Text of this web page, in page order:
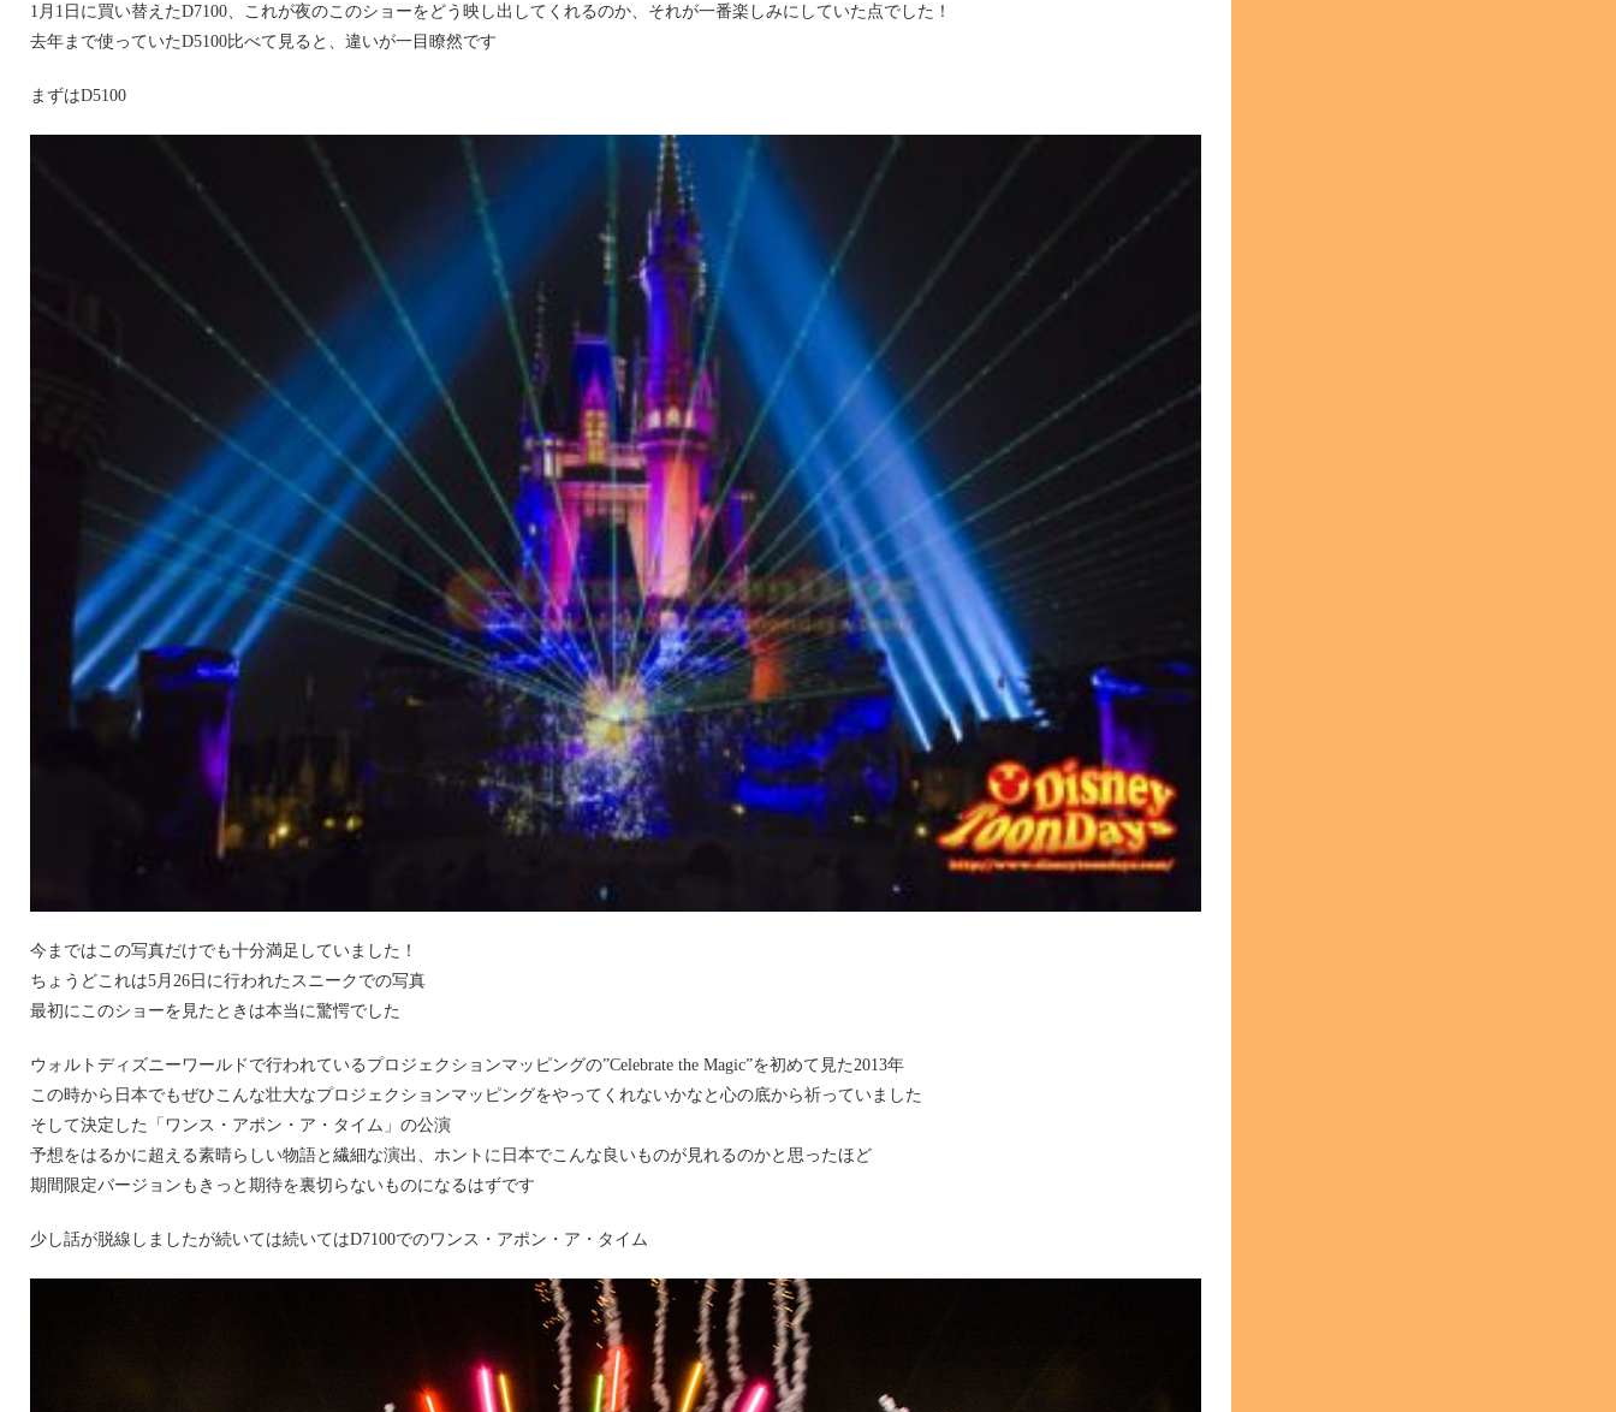
1月1日に買い替えたD7100、これが夜のこのショーをどう映し出してくれるのか、それが一番楽しみにしていた点でした！
去年まで使っていたD5100比べて見ると、違いが一目瞭然です
まずはD5100
今まではこの写真だけでも十分満足していました！
ちょうどこれは5月26日に行われたスニークでの写真
最初にこのショーを見たときは本当に驚愕でした
ウォルトディズニーワールドで行われているプロジェクションマッピングの”Celebrate the Magic”を初めて見た2013年
この時から日本でもぜひこんな壮大なプロジェクションマッピングをやってくれないかなと心の底から祈っていました
そして決定した「ワンス・アポン・ア・タイム」の公演
予想をはるかに超える素晴らしい物語と繊細な演出、ホントに日本でこんな良いものが見れるのかと思ったほど
期間限定バージョンもきっと期待を裏切らないものになるはずです
少し話が脱線しましたが続いては続いてはD7100でのワンス・アポン・ア・タイム